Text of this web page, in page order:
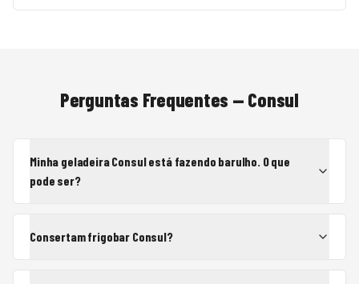
Perguntas Frequentes — Consul
Minha geladeira Consul está fazendo barulho. O que
pode ser?
Consertam frigobar Consul?